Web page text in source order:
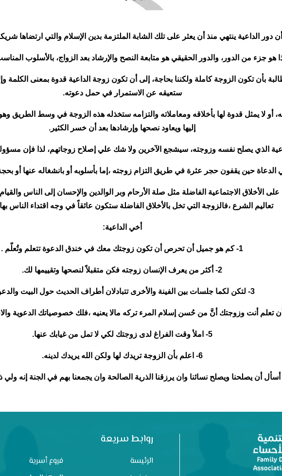
الداعية ينتهي منذ أن يعثر على تلك الشابة الملتزمة بدين الإسلام والتي ارتضاها
هو جزء من الدور، والدور الحقيقي هو متابعة النصح والإرشاد بعد الزواج، بالأسلوب
بأن تكون الزوجة كاملة ولكننا بحاجة، إلى أن تكون زوجة الداعية قدوة بمعنى
ستعيقه عن الاستمرار في حمل دعوته.
أو لا يمثل قدوة لها بأخلاقه ومعاملاته والتزامه ستخذله هذه الزوجة في وسط
إليها ويعاود نصحها وإرشادها بعد أن خسر الكثير.
الذي يصلح نفسه وزوجته، سيشجع الآخرين ولا شك علي إصلاح زوجاتهم، لذا فإن
حين يقفون حجر عثرة في طريق التزام زوجته ،إما بأسلوبه أو بانشغاله عنها أو
الأخلاق الاجتماعية الفاضلة مثل صلة الأرحام وبر الوالدين والإحسان إلى الناس
تعاليم الشرع ،فالزوجة التي تخل بالأخلاق الفاضلة ستكون عائقاً في وجه اقتداء الناس
أخي الداعية:
1- كم هو جميل أن تحرص أن تكون زوجتك معك في خندق الدعوة تتعلم وتُعلّم .
2- أكثر من يعرف الإنسان زوجته فكن متقبلاً لنصحها وتقييمها لك.
3- لتكن لكما جلسات بين الفينة والأخرى تتبادلان أطراف الحديث حول البيت والدعوة .
5- املأ وقت الفراغ لدى زوجتك لكي لا تمل من غيابك عنها.
6- اعلم بأن الزوجة تريدك لها ولكن الله يريدك لدينه.
أسأل أن يصلحنا ويصلح نسائنا وان يرزقنا الذرية الصالحة وان يجمعنا بهم في الجنة إنه ولي
روابط سريعة
الرئيسة
فروع أسرية